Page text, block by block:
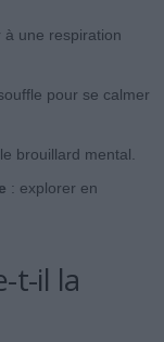
à une respiration
pour se calmer
brouillard mental.
: explorer en
t-il la